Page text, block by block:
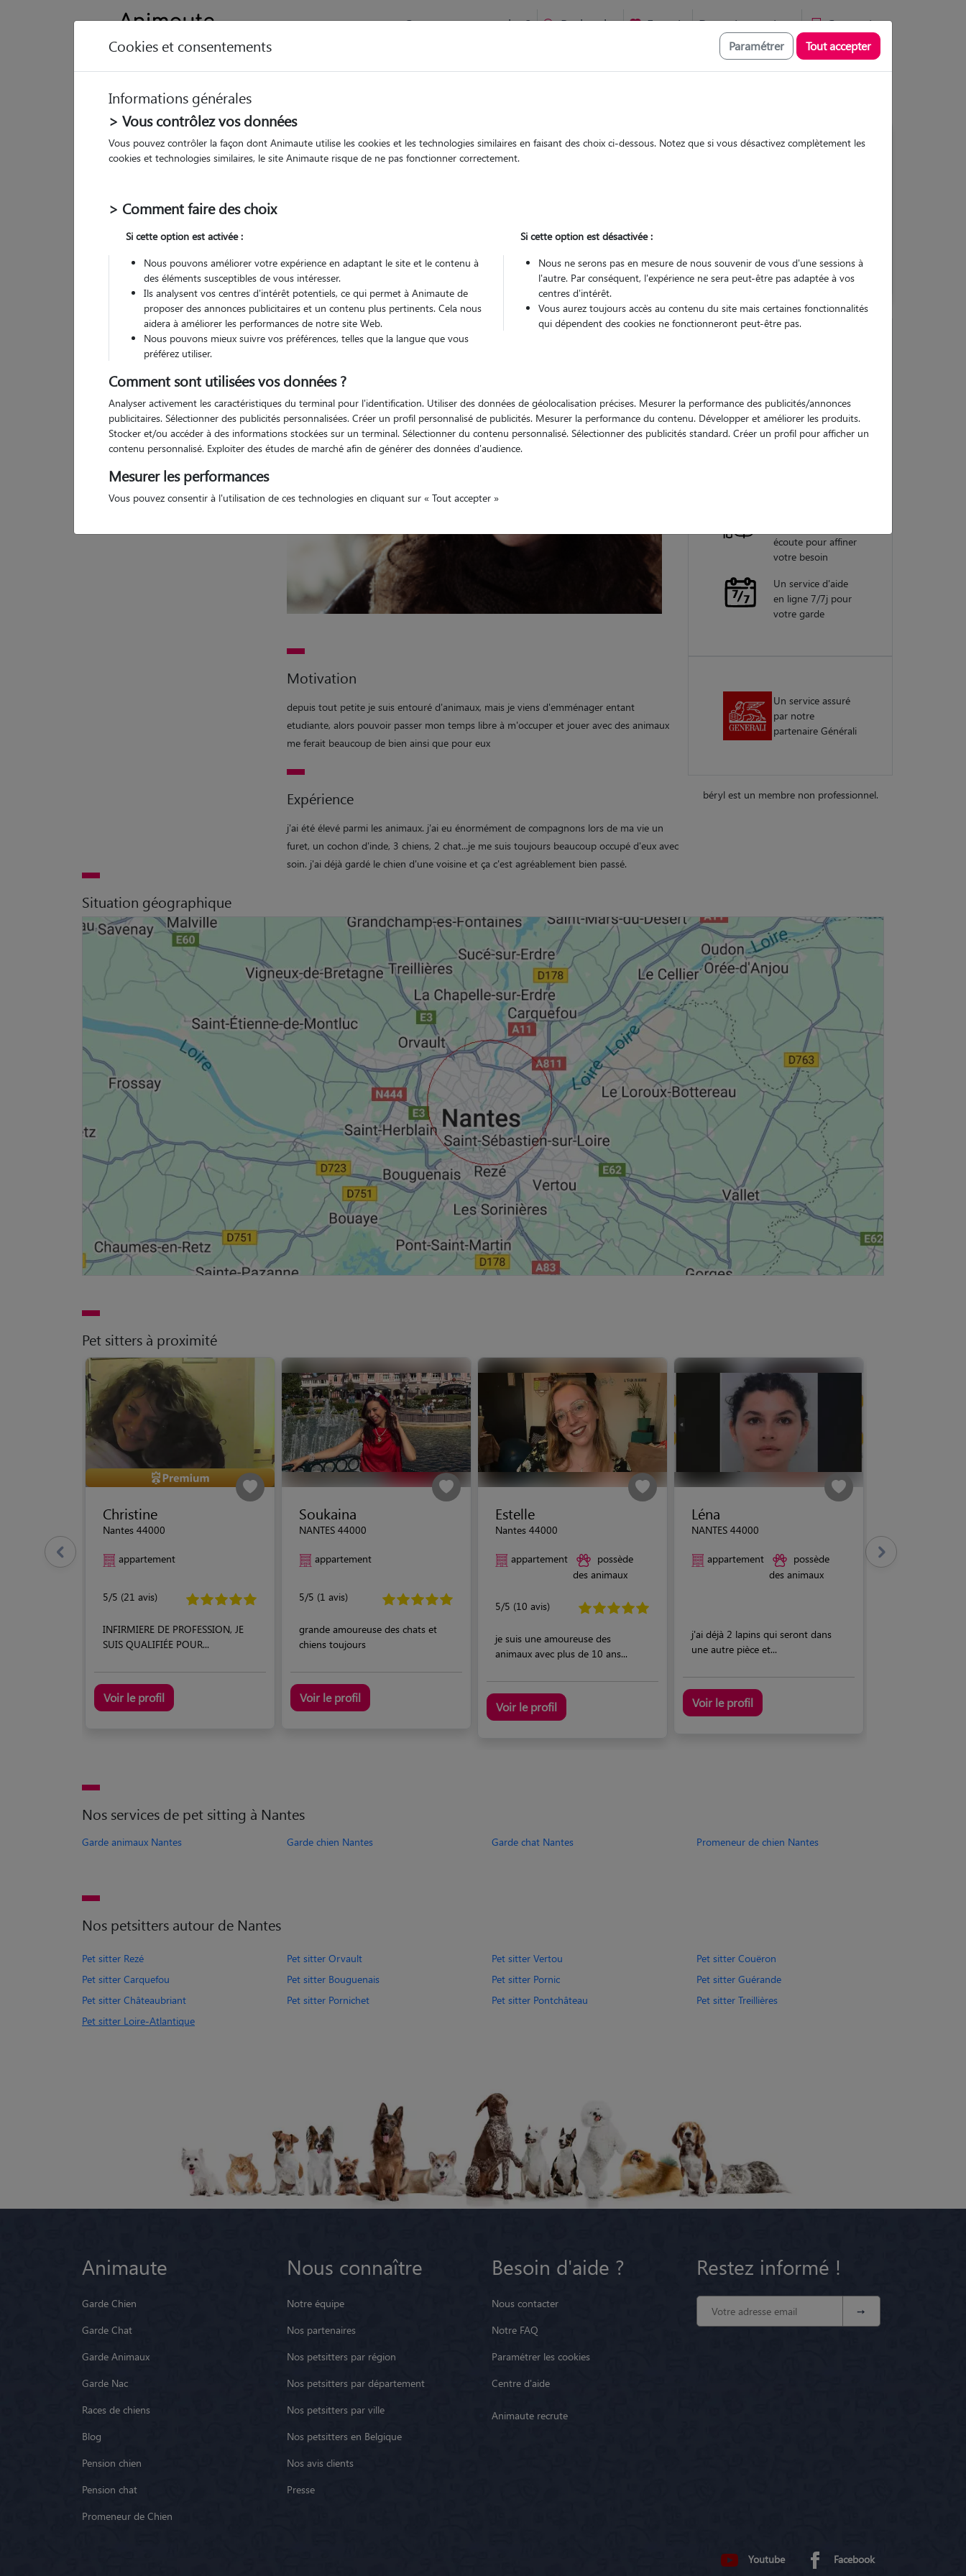
Comment ça marche ? Recherche Favoris Devenir pet sitter Connexion
Béryl
Motivation
depuis tout petite je suis entouré d'animaux, mais je viens d'emménager entant
etudiante, alors pouvoir passer mon temps libre à m'occuper et jouer avec des animaux
me ferait beaucoup de bien ainsi que pour eux
Expérience
j'ai été élevé parmi les animaux. j'ai eu énormément de compagnons lors de ma vie un
furet, un cochon d'inde, 3 chiens, 2 chat...je me suis toujours beaucoup occupé d'eux avec
soin. j'ai déjà gardé le chien d'une voisine et ça c'est agréablement bien passé.
garanties
écoute pour affiner
votre besoin
Un service d'aide
en ligne 7/7j pour
votre garde
Un service assuré
par notre
partenaire Générali
béryl est un membre non professionnel.
Situation géographique
Pet sitters à proximité
Christine
Nantes 44000
appartement
5/5 (21 avis)
INFIRMIERE DE PROFESSION, JE
SUIS QUALIFIÉE POUR...
Voir le profil
Soukaina
NANTES 44000
appartement
5/5 (1 avis)
grande amoureuse des chats et
chiens toujours
Voir le profil
Estelle
Nantes 44000
appartement
possède
des animaux
5/5 (10 avis)
je suis une amoureuse des
animaux avec plus de 10 ans...
Voir le profil
Léna
NANTES 44000
appartement
possède
des animaux
j'ai déjà 2 lapins qui seront dans
une autre pièce et...
Voir le profil
Nos services de pet sitting à Nantes
Garde animaux Nantes Garde chien Nantes Garde chat Nantes Promeneur de chien Nantes
Nos petsitters autour de Nantes
Pet sitter Rezé Pet sitter Orvault Pet sitter Vertou
Pet sitter Couëron
Pet sitter Carquefou
Pet sitter Bouguenais Pet sitter Pornic
Pet sitter Guérande
Pet sitter Châteaubriant
Pet sitter Pornichet Pet sitter Pontchâteau
Pet sitter Treillières
Pet sitter Loire-Atlantique
Animaute
Garde Chien
Garde Chat
Garde Animaux
Garde Nac
Races de chiens
Blog
Pension chien
Pension chat
Promeneur de Chien
Nous connaître
Notre équipe
Nos partenaires
Nos petsitters par région
Nos petsitters par département
Nos petsitters par ville
Nos petsitters en Belgique
Nos avis clients
Presse
Besoin d'aide ?
Nous contacter
Notre FAQ
Paramétrer les cookies
Centre d'aide
Animaute recrute
Restez informé !
Youtube Facebook
Cookies et consentements Paramétrer Tout accepter
Informations générales
> Vous contrôlez vos données
Vous pouvez contrôler la façon dont Animaute utilise les cookies et les technologies similaires en faisant des choix ci-dessous. Notez que si vous désactivez complètement les
cookies et technologies similaires, le site Animaute risque de ne pas fonctionner correctement.
> Comment faire des choix
Si cette option est activée :
Nous pouvons améliorer votre expérience en adaptant le site et le contenu à
des éléments susceptibles de vous intéresser.
Ils analysent vos centres d'intérêt potentiels, ce qui permet à Animaute de
proposer des annonces publicitaires et un contenu plus pertinents. Cela nous
aidera à améliorer les performances de notre site Web.
Nous pouvons mieux suivre vos préférences, telles que la langue que vous
préférez utiliser.
Si cette option est désactivée :
Nous ne serons pas en mesure de nous souvenir de vous d'une sessions à
l'autre. Par conséquent, l'expérience ne sera peut-être pas adaptée à vos
centres d'intérêt.
Vous aurez toujours accès au contenu du site mais certaines fonctionnalités
qui dépendent des cookies ne fonctionneront peut-être pas.
Comment sont utilisées vos données ?
Analyser activement les caractéristiques du terminal pour l'identification. Utiliser des données de géolocalisation précises. Mesurer la performance des publicités/annonces
publicitaires. Sélectionner des publicités personnalisées. Créer un profil personnalisé de publicités. Mesurer la performance du contenu. Développer et améliorer les produits.
Stocker et/ou accéder à des informations stockées sur un terminal. Sélectionner du contenu personnalisé. Sélectionner des publicités standard. Créer un profil pour afficher un
contenu personnalisé. Exploiter des études de marché afin de générer des données d'audience.
Mesurer les performances
Vous pouvez consentir à l'utilisation de ces technologies en cliquant sur « Tout accepter »